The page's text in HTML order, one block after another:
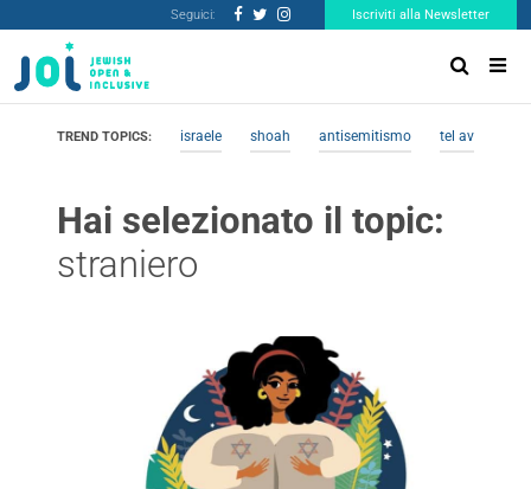
Seguici: Iscriviti alla Newsletter
TREND TOPICS: israele shoah antisemitismo tel aviv
Hai selezionato il topic:
straniero